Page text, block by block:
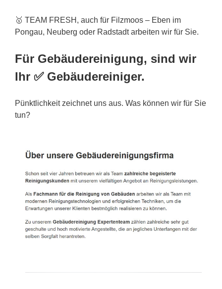
🥇 TEAM FRESH, auch für Filzmoos – Eben im
Pongau, Neuberg oder Radstadt arbeiten wir für Sie.
Für Gebäudereinigung, sind wir
Ihr ✅ Gebäudereiniger.
Pünktlichkeit zeichnet uns aus. Was können wir für Sie
tun?